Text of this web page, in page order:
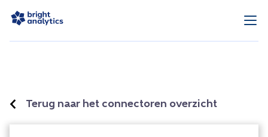
Terug naar het connectoren overzicht